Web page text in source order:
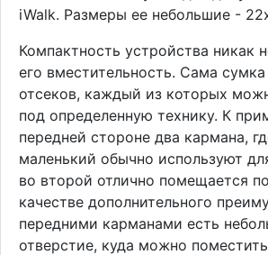
iWalk. Размеры ее небольшие -
Компактность устройства никак
его вместительность. Сама
отсеков, каждый из которых
под определенную технику. К
передней стороне два кармана,
маленький обычно используют
во второй отлично помещается
качестве дополнительного
передними карманами есть
отверстие, куда можно